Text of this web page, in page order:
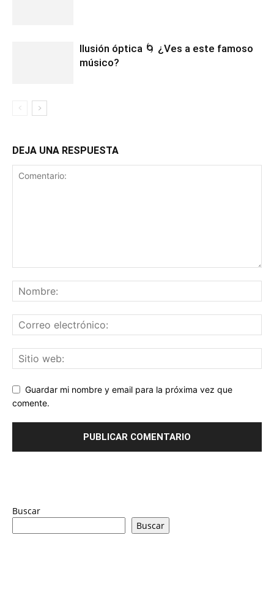
Ilusión óptica 🌀 ¿Ves a este famoso
músico?
DEJA UNA RESPUESTA
Guardar mi nombre y email para la próxima vez que
comente.
Buscar
Buscar